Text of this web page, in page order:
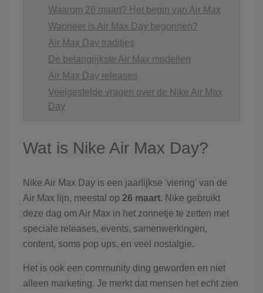
Waarom 26 maart? Het begin van Air Max
Wanneer is Air Max Day begonnen?
Air Max Day tradities
De belangrijkste Air Max modellen
Air Max Day releases
Veelgestelde vragen over de Nike Air Max
Day
Wat is Nike Air Max Day?
Nike Air Max Day is een jaarlijkse 'viering' van de
Air Max lijn, meestal op 26 maart. Nike gebruikt
deze dag om Air Max in het zonnetje te zetten met
speciale releases, events, samenwerkingen,
content, soms pop ups, en veel nostalgie.
Het is ook een community ding geworden en niet
alleen marketing. Je merkt dat mensen het echt zien